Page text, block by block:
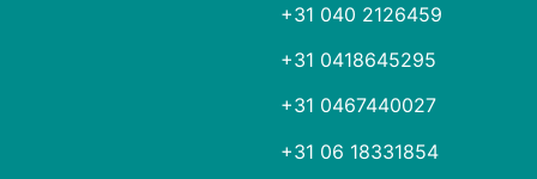
+31 040 2126459
+31 0418645295
+31 0467440027
+31 06 18331854